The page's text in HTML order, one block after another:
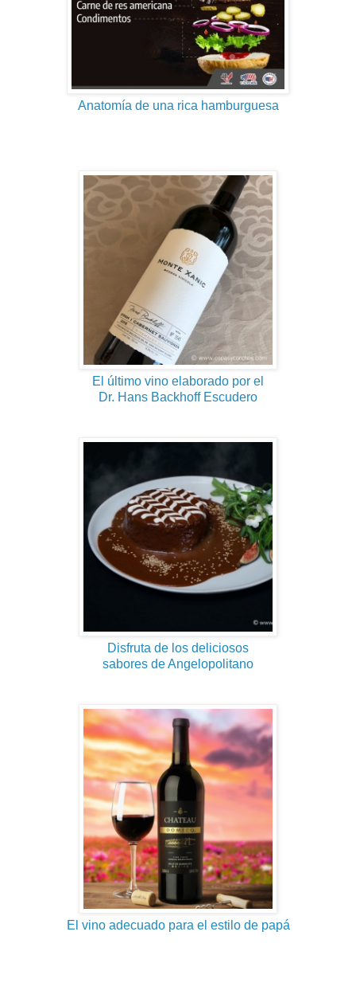
Anatomía de una rica hamburguesa
El último vino elaborado por el
Dr. Hans Backhoff Escudero
Disfruta de los deliciosos
sabores de Angelopolitano
El vino adecuado para el estilo de papá